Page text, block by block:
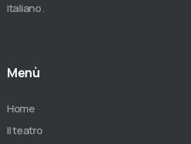
italiano.
Menù
Home
Il teatro